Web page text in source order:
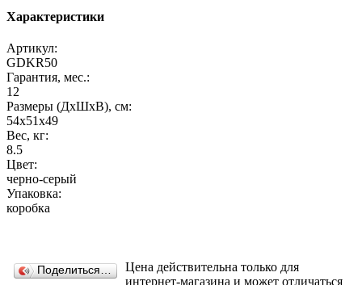
Характеристики
Артикул:
GDKR50
Гарантия, мес.:
12
Размеры (ДхШхВ), см:
54х51х49
Вес, кг:
8.5
Цвет:
черно-серый
Упаковка:
коробка
Поделиться…
Цена действительна только для
интернет-магазина и может отличаться